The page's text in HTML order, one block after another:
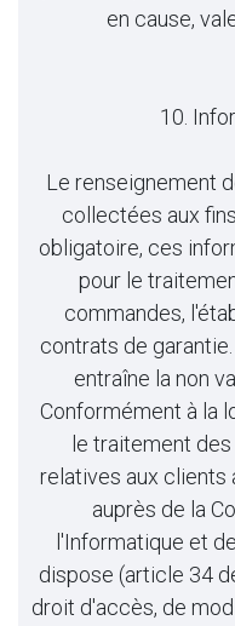
en cause,
10.
Le renseignement
collectées aux
obligatoire, ces
pour le
commandes,
contrats de
entraîne la non
Conformément à la
le traitement
relatives aux clients
auprès de la
l'Informatique et
dispose (article 34
droit d'accès, de